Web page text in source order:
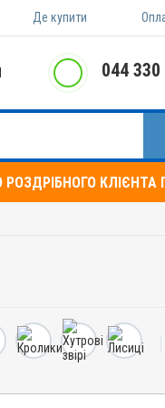
Де купити
044
КЛІЄНТА